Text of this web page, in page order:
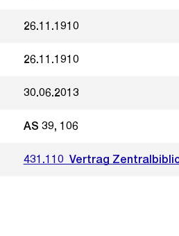
26.11.1910
26.11.1910
30.06.2013
AS 39, 106
431.110_Vertrag